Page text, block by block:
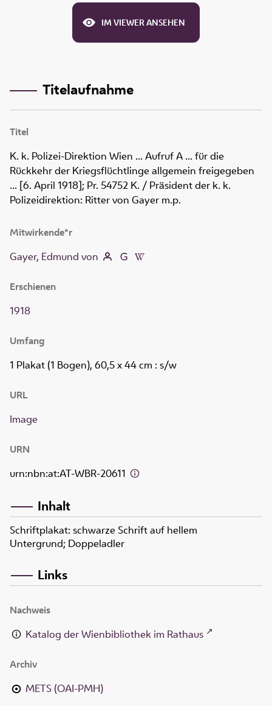
IM VIEWER ANSEHEN
Titelaufnahme
Titel
K. k. Polizei-Direktion Wien ... Aufruf A ... für die
Rückkehr der Kriegsflüchtlinge allgemein freigegeben
... [6. April 1918]; Pr. 54752 K. / Präsident der k. k.
Polizeidirektion: Ritter von Gayer m.p.
Mitwirkende*r
Gayer, Edmund von
Erschienen
1918
Umfang
1 Plakat (1 Bogen), 60,5 x 44 cm : s/w
URL
Image
URN
urn:nbn:at:AT-WBR-20611
Inhalt
Schriftplakat: schwarze Schrift auf hellem
Untergrund; Doppeladler
Links
Nachweis
Katalog der Wienbibliothek im Rathaus
Archiv
METS (OAI-PMH)